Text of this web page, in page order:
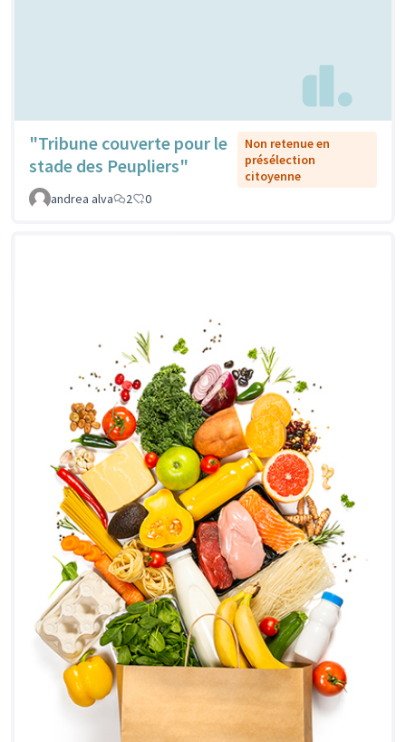
"Tribune couverte pour le
stade des Peupliers"
Non retenue en
présélection
citoyenne
andrea alva
2 0